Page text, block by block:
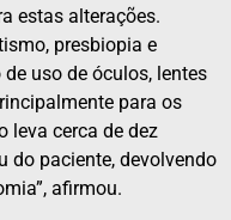
estas alterações.
presbiopia e
uso de óculos, lentes
para os
leva cerca de dez
do paciente, devolvendo
afirmou.